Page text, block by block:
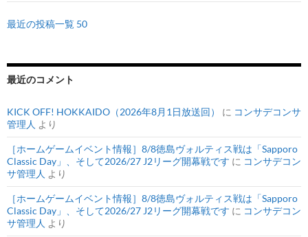
最近の投稿一覧 50
最近のコメント
KICK OFF! HOKKAIDO（2026年8月1日放送回） に コンサデコンサ
管理人 より
［ホームゲームイベント情報］8/8徳島ヴォルティス戦は「Sapporo
Classic Day」、そして2026/27 J2リーグ開幕戦です に コンサデコン
サ管理人 より
［ホームゲームイベント情報］8/8徳島ヴォルティス戦は「Sapporo
Classic Day」、そして2026/27 J2リーグ開幕戦です に コンサデコン
サ管理人 より